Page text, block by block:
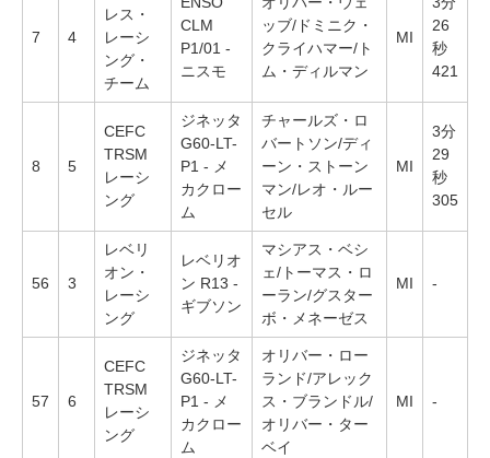
7 4
レス・
レーシ
ング・
チーム
CLM
P1/01 -
ニスモ
ッブ/ドミニク・
クライハマー/ト
ム・ディルマン
MI
26
秒
421
8 5
CEFC
TRSM
レーシ
ング
ジネッタ
G60-LT-
P1 - メ
カクロー
ム
チャールズ・ロ
バートソン/ディ
ーン・ストーン
マン/レオ・ルー
セル
MI
3分
29
秒
305
56 3
レベリ
オン・
レーシ
ング
レベリオ
ン R13 -
ギブソン
マシアス・ベシ
ェ/トーマス・ロ
ーラン/グスター
ボ・メネーゼス
MI -
57 6
CEFC
TRSM
レーシ
ング
ジネッタ
G60-LT-
P1 - メ
カクロー
ム
オリバー・ロー
ランド/アレック
ス・ブランドル/
オリバー・ター
ベイ
MI -